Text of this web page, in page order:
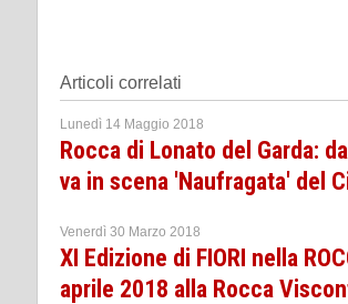
Articoli correlati
Lunedì 14 Maggio 2018
Rocca di Lonato del Garda:
va in scena 'Naufragata' del
Venerdì 30 Marzo 2018
XI Edizione di FIORI nella
aprile 2018 alla Rocca